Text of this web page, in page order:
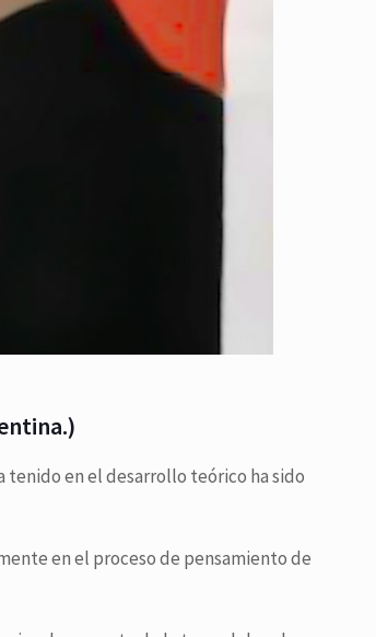
tenido en el desarrollo teórico ha sido
en el proceso de pensamiento de